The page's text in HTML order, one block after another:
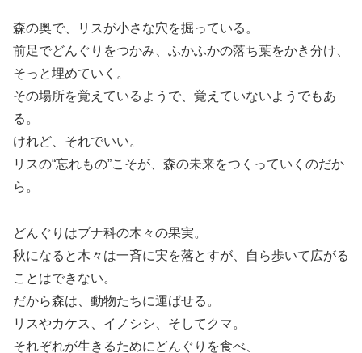
森の奥で、リスが小さな穴を掘っている。
前足でどんぐりをつかみ、ふかふかの落ち葉をかき分け、
そっと埋めていく。
その場所を覚えているようで、覚えていないようでもあ
る。
けれど、それでいい。
リスの“忘れもの”こそが、森の未来をつくっていくのだか
ら。
どんぐりはブナ科の木々の果実。
秋になると木々は一斉に実を落とすが、自ら歩いて広がる
ことはできない。
だから森は、動物たちに運ばせる。
リスやカケス、イノシシ、そしてクマ。
それぞれが生きるためにどんぐりを食べ、